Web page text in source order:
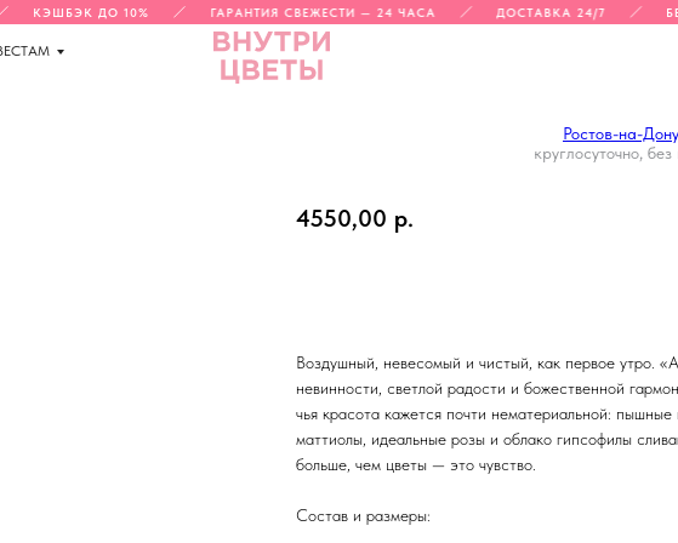
КЭШБЭК ДО 10% ГАРАНТИЯ СВЕЖЕСТИ — 24 ЧАСА ДОСТАВКА 24/7
Ростов-на-
круглосуточно,
4550,00 р.
Воздушный, невесомый и чистый, как первое утро.
невинности, светлой радости и божественной
чья красота кажется почти нематериальной:
маттиолы, идеальные розы и облако гипсофилы
больше, чем цветы — это чувство.
Состав и размеры: